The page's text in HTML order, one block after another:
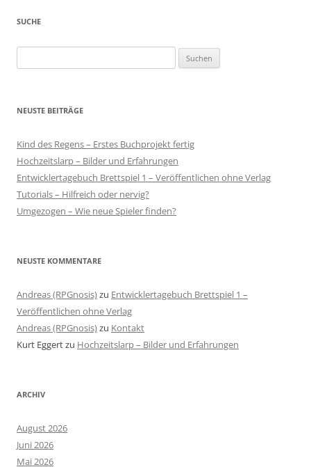
SUCHE
nach:
NEUSTE BEITRÄGE
Kind des Regens – Erstes Buchprojekt fertig
Hochzeitslarp – Bilder und Erfahrungen
Entwicklertagebuch Brettspiel 1 – Veröffentlichen ohne Verlag
Tutorials – Hilfreich oder nervig?
Umgezogen – Wie neue Spieler finden?
NEUSTE KOMMENTARE
Andreas (RPGnosis)zu Entwicklertagebuch Brettspiel 1 –
Veröffentlichen ohne Verlag
Andreas (RPGnosis)zu Kontakt
Kurt Eggertzu Hochzeitslarp – Bilder und Erfahrungen
ARCHIV
August 2026
Juni 2026
Mai 2026